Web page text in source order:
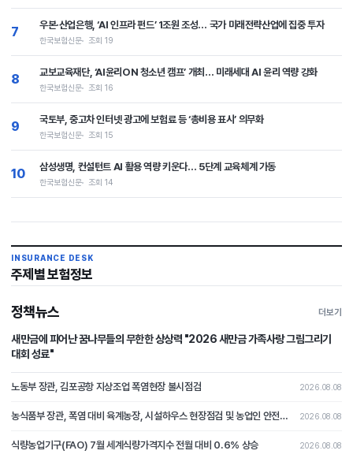
7 우본·산업은행, ‘AI 인프라 펀드’ 1조원 조성… 국가 미래전략산업에 집중 투자
한국보험신문 조회 19
8 교보교육재단, ‘AI윤리ON 청소년 캠프’ 개최… 미래세대 AI 윤리 역량 강화
한국보험신문 조회 16
9 국토부, 중고차 인터넷 광고에 보험료 등 ‘총비용 표시’ 의무화
한국보험신문 조회 15
10 삼성생명, 컨설턴트 AI 활용 역량 키운다… 5단계 교육체계 가동
한국보험신문 조회 14
INSURANCE DESK
주제별 보험정보
정책뉴스 더보기
새만금에 피어난 꿈나무들의 무한한 상상력 "2026 새만금 가족사랑 그림그리기
대회 성료"
노동부 장관, 김포공항 지상조업 폭염현장 불시점검 2026.08.08
농식품부 장관, 폭염 대비 육계농장, 시설하우스 현장점검 및 농업인 안전 특별 당부 2026.08.08
식량농업기구(FAO) 7월 세계식량가격지수 전월 대비 0.6% 상승 2026.08.08